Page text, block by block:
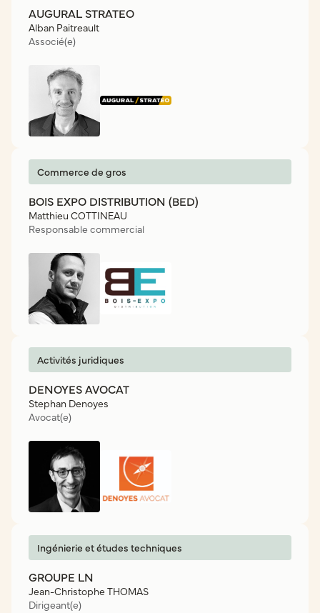
AUGURAL STRATEO
Alban Paitreault
Associé(e)
Commerce de gros
BOIS EXPO DISTRIBUTION (BED)
Matthieu COTTINEAU
Responsable commercial
Activités juridiques
DENOYES AVOCAT
Stephan Denoyes
Avocat(e)
Ingénierie et études techniques
GROUPE LN
Jean-Christophe THOMAS
Dirigeant(e)